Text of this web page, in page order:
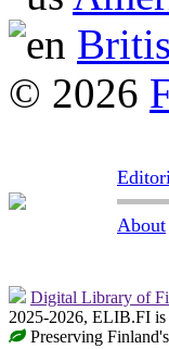
© 2026
About
Digital Library of
2025-2026, ELIB.FI
Preserving